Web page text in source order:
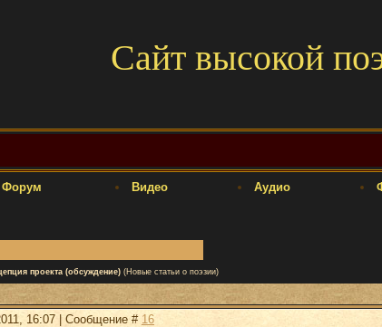
Сайт высокой
Форум Видео Аудио
проекта (обсуждение) (Новые статьи о поэзии)
16:07 | Сообщение # 16